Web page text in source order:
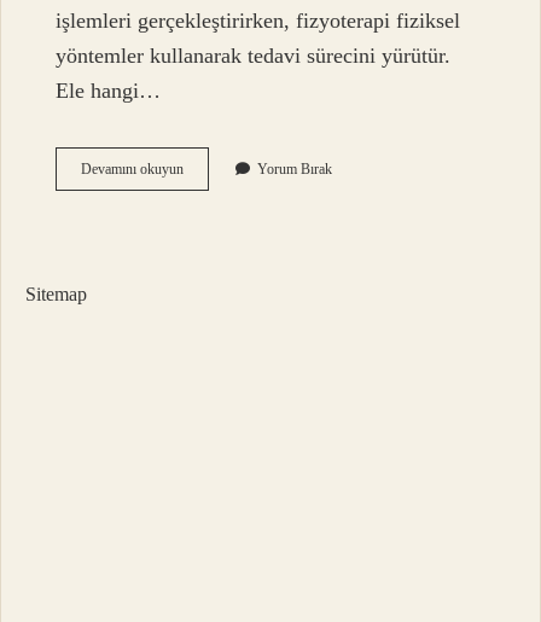
işlemleri gerçekleştirirken, fizyoterapi fiziksel
yöntemler kullanarak tedavi sürecini yürütür.
Ele hangi…
Devamını okuyunOp
Dr
Yorum Bırak
Sitemap